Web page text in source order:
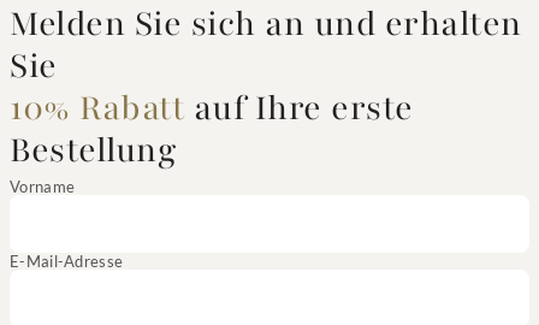
Melden Sie sich an und erhalten
Sie
10% Rabatt auf Ihre erste
Bestellung
Vorname
E-Mail-Adresse